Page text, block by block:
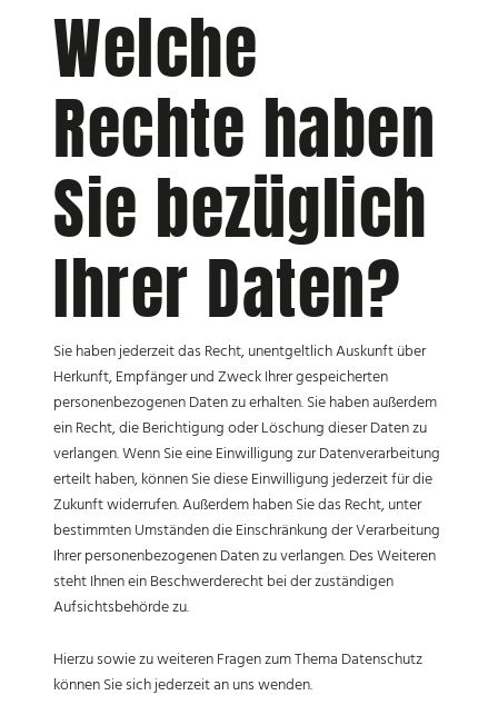
Welche
Rechte haben
Sie bezüglich
Ihrer Daten?
Sie haben jederzeit das Recht, unentgeltlich Auskunft über
Herkunft, Empfänger und Zweck Ihrer gespeicherten
personenbezogenen Daten zu erhalten. Sie haben außerdem
ein Recht, die Berichtigung oder Löschung dieser Daten zu
verlangen. Wenn Sie eine Einwilligung zur Datenverarbeitung
erteilt haben, können Sie diese Einwilligung jederzeit für die
Zukunft widerrufen. Außerdem haben Sie das Recht, unter
bestimmten Umständen die Einschränkung der Verarbeitung
Ihrer personenbezogenen Daten zu verlangen. Des Weiteren
steht Ihnen ein Beschwerderecht bei der zuständigen
Aufsichtsbehörde zu.
Hierzu sowie zu weiteren Fragen zum Thema Datenschutz
können Sie sich jederzeit an uns wenden.